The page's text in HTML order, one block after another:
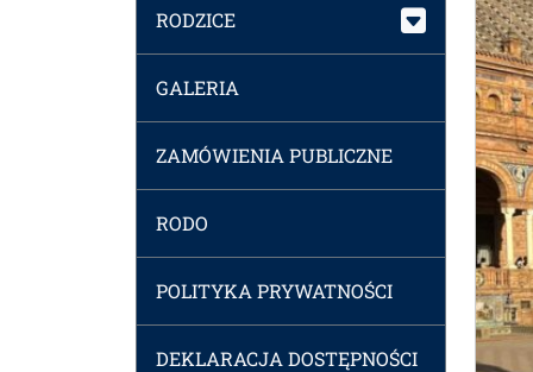
RODZICE
GALERIA
ZAMÓWIENIA PUBLICZNE
RODO
POLITYKA PRYWATNOŚCI
DEKLARACJA DOSTĘPNOŚCI